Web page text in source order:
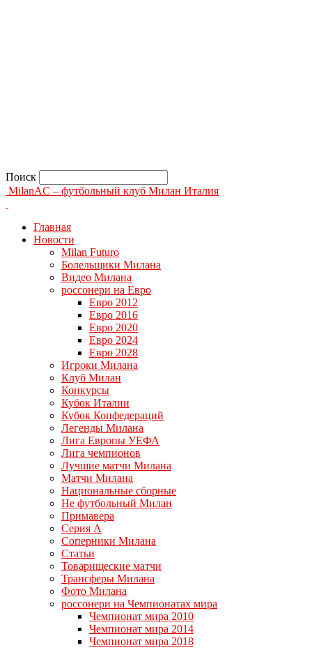
Поиск
MilanAC – футбольный клуб Милан Италия
Главная
Новости
Milan Futuro
Болельщики Милана
Видео Милана
россонери на Евро
Евро 2012
Евро 2016
Евро 2020
Евро 2024
Евро 2028
Игроки Милана
Клуб Милан
Конкурсы
Кубок Италии
Кубок Конфедераций
Легенды Милана
Лига Европы УЕФА
Лига чемпионов
Лучшие матчи Милана
Матчи Милана
Национальные сборные
Не футбольный Милан
Примавера
Серия А
Соперники Милана
Статьи
Товарищеские матчи
Трансферы Милана
Фото Милана
россонери на Чемпионатах мира
Чемпионат мира 2010
Чемпионат мира 2014
Чемпионат мира 2018